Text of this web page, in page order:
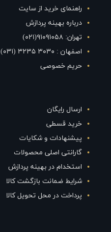
راهنمای خرید از سایت
درباره بهینه پردازش
تهران: ۹۱۰۹۱۰۵۸(۰۲۱)
اصفهان : ۳۰۳۰ ۳۲۳۵ (۰۳۱)
حریم خصوصی
ارسال رایگان
خرید قسطی
پیشنهادات و شکایات
گارانتی اصلی محصولات
استخدام در بهینه پردازش
شرایط ضمانت بازگشت کالا
پرداخت در محل تحویل کالا